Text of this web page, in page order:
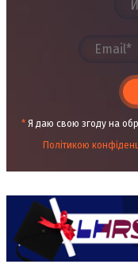
* Я даю свою згоду на
Політикою